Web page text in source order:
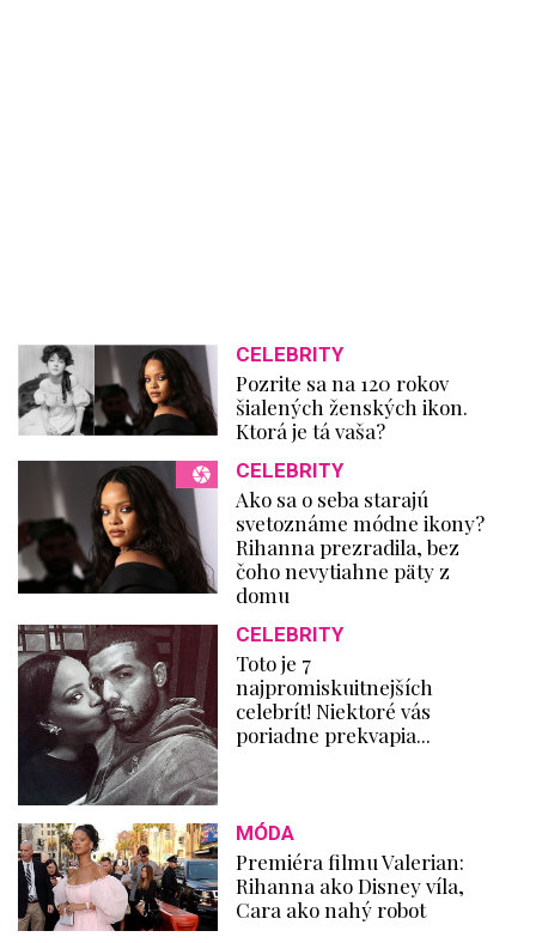
CELEBRITY
Pozrite sa na 120 rokov
šialených ženských ikon.
Ktorá je tá vaša?
CELEBRITY
Ako sa o seba starajú
svetoznáme módne ikony?
Rihanna prezradila, bez
čoho nevytiahne päty z
domu
CELEBRITY
Toto je 7
najpromiskuitnejších
celebrít! Niektoré vás
poriadne prekvapia...
MÓDA
Premiéra filmu Valerian:
Rihanna ako Disney víla,
Cara ako nahý robot